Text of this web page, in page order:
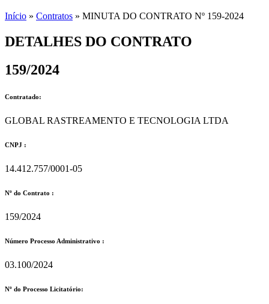
Início » Contratos » MINUTA DO CONTRATO Nº 159-2024
DETALHES DO CONTRATO​
159/2024
Contratado:
GLOBAL RASTREAMENTO E TECNOLOGIA LTDA
CNPJ :
14.412.757/0001-05
Nº do Contrato :
159/2024
Número Processo Administrativo :
03.100/2024
Nº do Processo Licitatório: